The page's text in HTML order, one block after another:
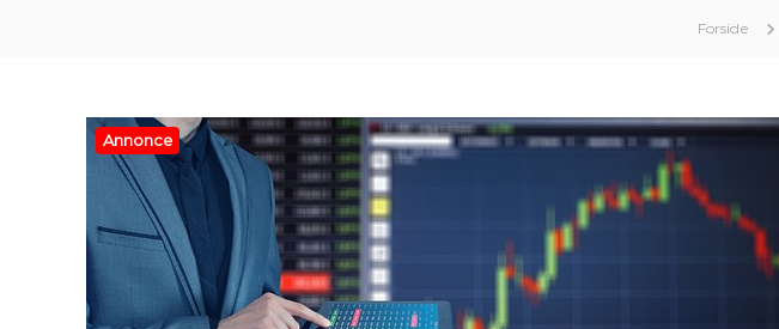
Forside
Annonce